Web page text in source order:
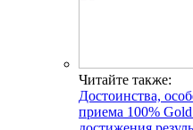
Читайте также:
Достоинства,
приема 100%